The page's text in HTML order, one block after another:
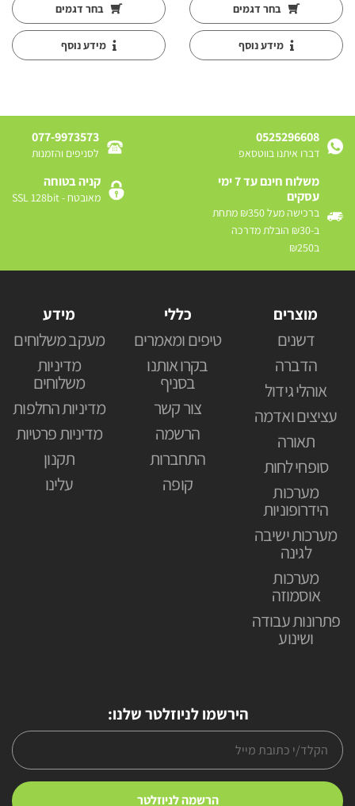
⁦₪52.00⁩
בחר דגמים
מידע נוסף
⁦₪45.00⁩
בחר דגמים
מידע נוסף
0525296608
דברו איתנו בווטסאפ
077-9973573
לסניפים והזמנות
משלוח חינם עד 7 ימי
עסקים
ברכישה מעל ₪350 מתחת
ב-₪30 הובלת מדרכה
ב₪250
קניה בטוחה
מאובטח - SSL 128bit
מוצרים
דשנים
הדברה
אוהלי גידול
עציצים ואדמה
תאורה
סופחי לחות
מערכות
הידרופוניות
מערכות ישיבה
לגינה
מערכות
אוסמוזה
פתרונות עבודה
ושינוע
כללי
טיפים ומאמרים
בקרו אותנו
בסניף
צור קשר
הרשמה
התחברות
קופה
מידע
מעקב משלוחים
מדיניות
משלוחים
מדיניות החלפות
מדיניות פרטיות
תקנון
עלינו
הירשמו לניוזלטר שלנו: